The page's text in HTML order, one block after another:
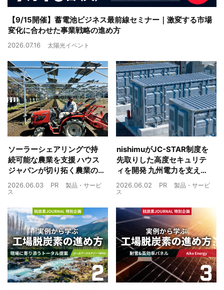
【9/15開催】蓄電池ビジネス最前線セミナー｜激変する市場
変化に合わせた事業戦略の進め方
2026.07.16 太陽光イベント
ソーラーシェアリングで持
続可能な農業を支援 ハウス
ジャパンが切り拓く農業の
未来
2026.06.03 PR
製品・サービ
ス
nishimuがJC-STAR制度を
先取りした高度セキュリテ
ィを開発 九州電力を支えた
制御技術を蓄電池市場へ
2026.06.02 PR
製品・サービ
ス